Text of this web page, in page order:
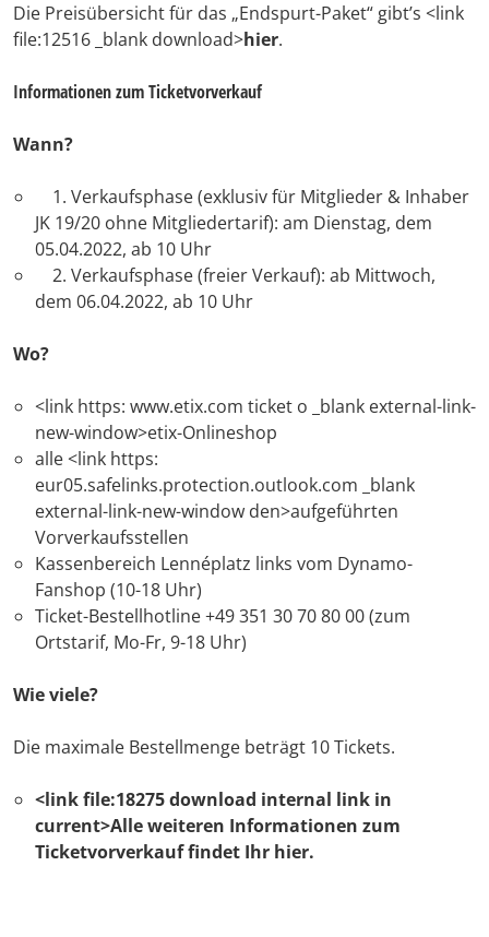
Die Preisübersicht für das „Endspurt-Paket“ gibt’s <link
file:12516 _blank download>hier.
Informationen zum Ticketvorverkauf
Wann?
1. Verkaufsphase (exklusiv für Mitglieder & Inhaber
JK 19/20 ohne Mitgliedertarif): am Dienstag, dem
05.04.2022, ab 10 Uhr
2. Verkaufsphase (freier Verkauf): ab Mittwoch,
dem 06.04.2022, ab 10 Uhr
Wo?
<link https: www.etix.com ticket o _blank external-link-
new-window>etix-Onlineshop
alle <link https:
eur05.safelinks.protection.outlook.com _blank
external-link-new-window den>aufgeführten
Vorverkaufsstellen
Kassenbereich Lennéplatz links vom Dynamo-
Fanshop (10-18 Uhr)
Ticket-Bestellhotline +49 351 30 70 80 00 (zum
Ortstarif, Mo-Fr, 9-18 Uhr)
Wie viele?
Die maximale Bestellmenge beträgt 10 Tickets.
<link file:18275 download internal link in
current>Alle weiteren Informationen zum
Ticketvorverkauf findet Ihr hier.